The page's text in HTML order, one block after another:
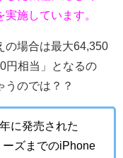
施しています。
の場合は最大64,350
円相当」となるの
うのでは？？
に発売された
ズまでのiPhone